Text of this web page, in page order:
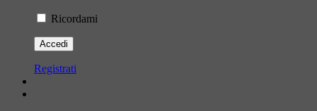
Ricordami
Registrati